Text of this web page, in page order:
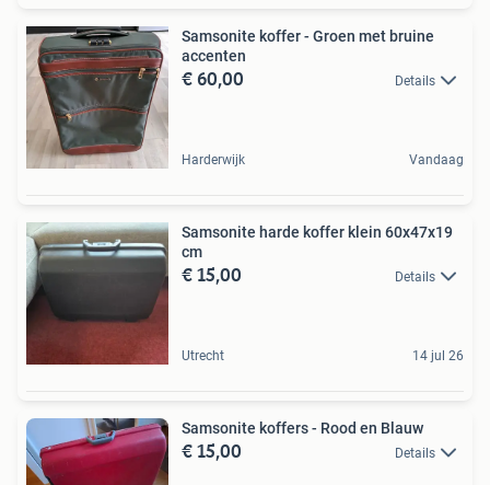
Samsonite koffer - Groen met bruine
accenten
€ 60,00 Details
Harderwijk Vandaag
Samsonite harde koffer klein 60x47x19
cm
€ 15,00 Details
Utrecht 14 jul 26
Samsonite koffers - Rood en Blauw
€ 15,00 Details